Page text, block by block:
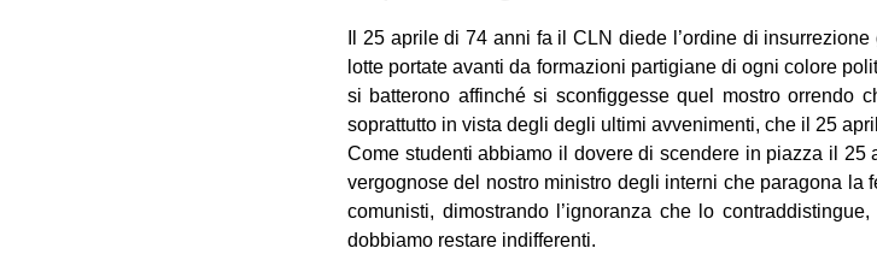
Il 25 aprile di 74 anni fa il CLN diede l’ordine di
lotte portate avanti da formazioni partigiane di ogni colore
si batterono affinché si sconfiggesse quel mostro orrendo
soprattutto in vista degli degli ultimi avvenimenti, che il 25
Come studenti abbiamo il dovere di scendere in piazza il
vergognose del nostro ministro degli interni che paragona la
comunisti, dimostrando l’ignoranza che lo
dobbiamo restare indifferenti.